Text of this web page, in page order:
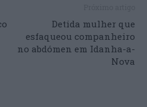
Detida mulher que
esfaqueou companheiro
no abdómen em Idanha-a-
Nova